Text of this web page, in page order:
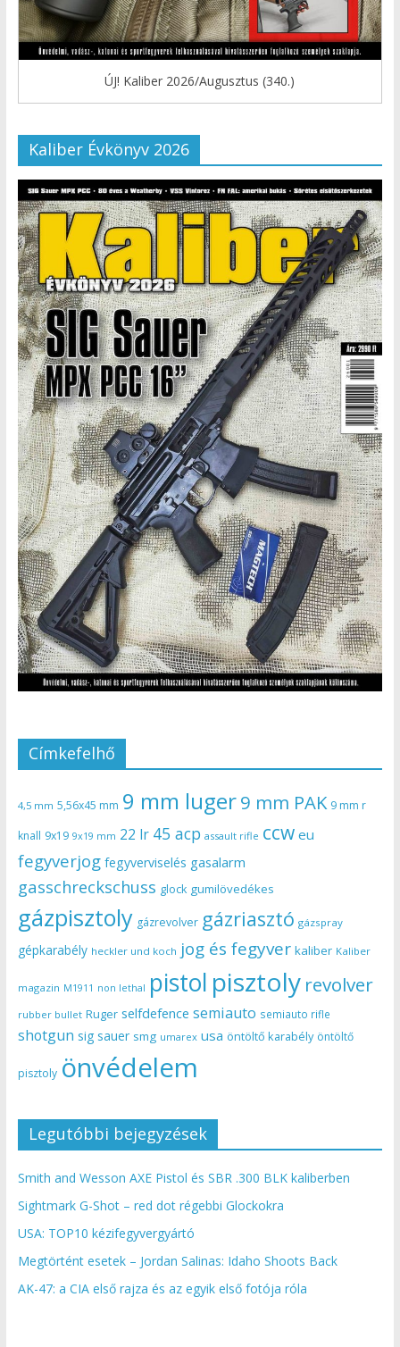
ÚJ! Kaliber 2026/Augusztus (340.)
Kaliber Évkönyv 2026
Címkefelhő
4,5 mm 5,56x45 mm 9 mm luger9 mm PAK 9 mm r
knall 9x19 9x19 mm 22 lr 45 acp assault rifle ccw eu
fegyverjog fegyverviselés gasalarm
gasschreckschuss glock gumilövedékes
gázpisztoly gázrevolver gázriasztó gázspray
gépkarabély heckler und koch jog és fegyver kaliber Kaliber
magazin M1911 non lethal pistol pisztoly revolver
rubber bullet Ruger selfdefence semiauto semiauto rifle
shotgun sig sauer smg umarex usa öntöltő karabély öntöltő
pisztoly önvédelem
Legutóbbi bejegyzések
Smith and Wesson AXE Pistol és SBR .300 BLK kaliberben
Sightmark G-Shot – red dot régebbi Glockokra
USA: TOP10 kézifegyvergyártó
Megtörtént esetek – Jordan Salinas: Idaho Shoots Back
AK-47: a CIA első rajza és az egyik első fotója róla